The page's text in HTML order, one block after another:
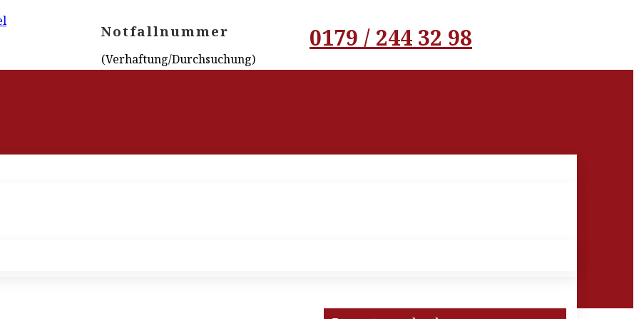
Notfallnummer
(Verhaftung/Durchsuchung)
0179 / 244 32 98